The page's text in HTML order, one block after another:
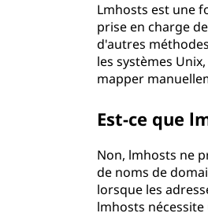
Lmhosts est une
prise en charge
d'autres
les systèmes
mapper
Est-ce que
Non, lmhosts ne
de noms de
lorsque les
lmhosts